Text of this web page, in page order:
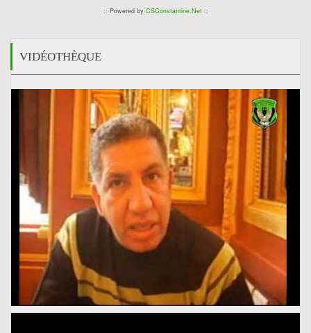
:: Powered by CSConstantine.Net::
VIDÉOTHÈQUE